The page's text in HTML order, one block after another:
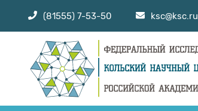
(81555) 7-53-50 ksc@ksc.ru